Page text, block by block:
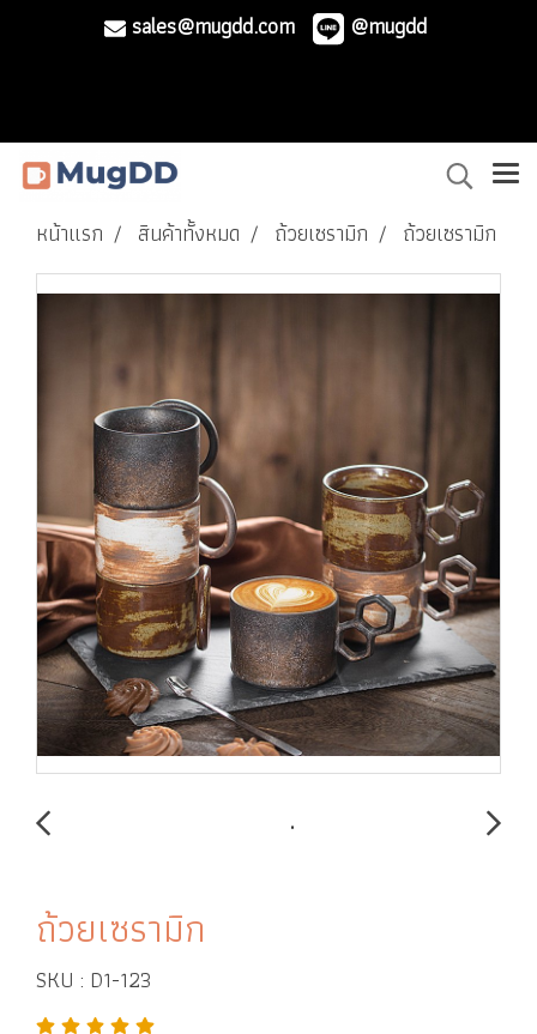
sales@mugdd.com @mugdd
หน้าแรก สินค้าทั้งหมด ถ้วยเซรามิก ถ้วยเซรามิก
ถ้วยเซรามิก
SKU : D1-123